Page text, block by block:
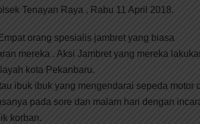
Tenayan Raya , Rabu 11 April 2018.
orang spesialis jambret yang biasa
mereka . Aksi Jambret yang mereka
kota Pekanbaru.
ibuk ibuk yang mengendarai sepeda motor
pada sore dan malam hari dengan
korban.